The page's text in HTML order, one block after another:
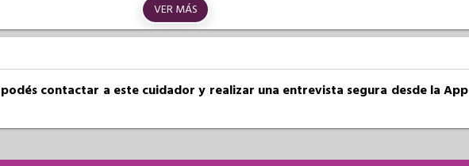
VER MÁS
contactar a este cuidador y realizar una entrevista segura desde la App